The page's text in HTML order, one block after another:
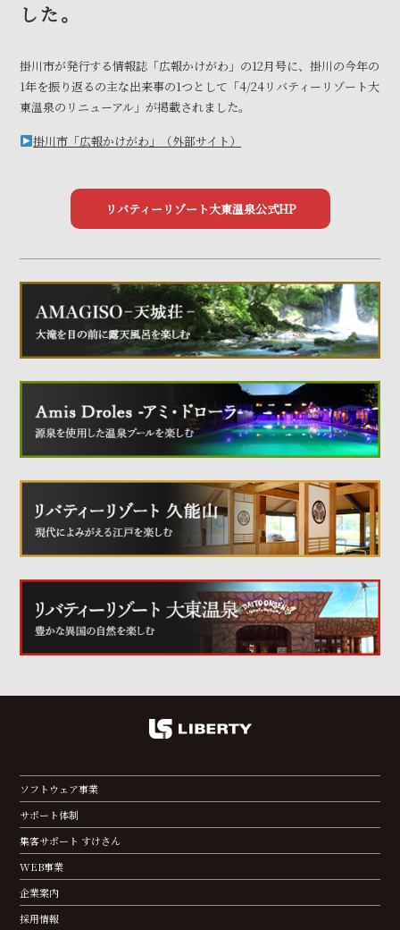
した。
掛川市が発行する情報誌「広報かけがわ」の12月号に、掛川の今年の
1年を振り返るの主な出来事の1つとして「4/24リバティーリゾート大
東温泉のリニューアル」が掲載されました。
掛川市「広報かけがわ」（外部サイト）
リバティーリゾート大東温泉公式HP
ソフトウェア事業
サポート体制
集客サポート すけさん
WEB事業
企業案内
採用情報